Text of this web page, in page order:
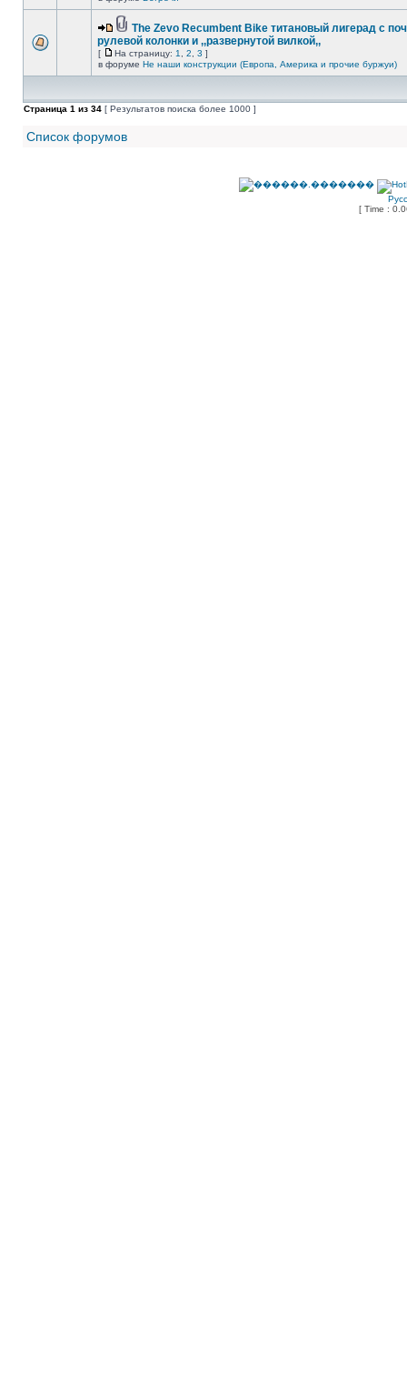
The Zevo Recumbent Bike титановый лигерад с
рулевой колонки и ,,развернутой вилкой,,
[ На страницу: 1 2 3 ]
в форуме Не наши конструкции (Европа, Америка и прочие буржуи)
Страница 1 из 34 [ Результатов поиска более 1000 ]
Список форумов
[ Time :